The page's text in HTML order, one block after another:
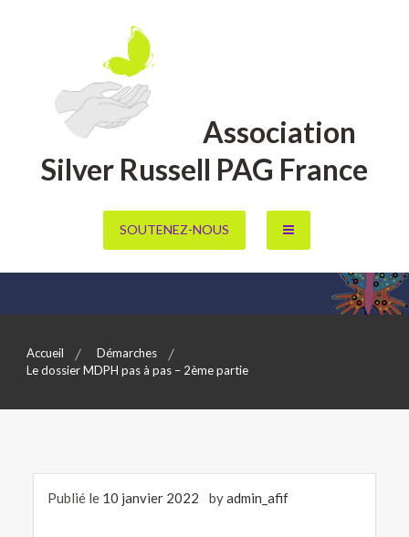
Association
Silver Russell PAG France
SOUTENEZ-NOUS
Accueil
Démarches
Le dossier MDPH pas à pas – 2ème partie
Publié le 10 janvier 2022 byadmin_afif